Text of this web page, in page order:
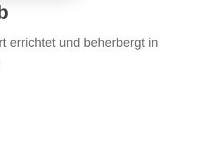
errichtet und beherbergt in